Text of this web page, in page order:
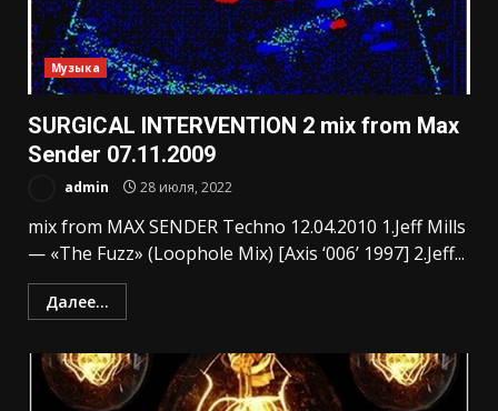
Музыка
SURGICAL INTERVENTION 2 mix from Max
Sender 07.11.2009
admin 28 июля, 2022
mix from MAX SENDER Techno 12.04.2010 1.Jeff Mills
— «The Fuzz» (Loophole Mix) [Axis ‘006’ 1997] 2.Jeff...
Далее...